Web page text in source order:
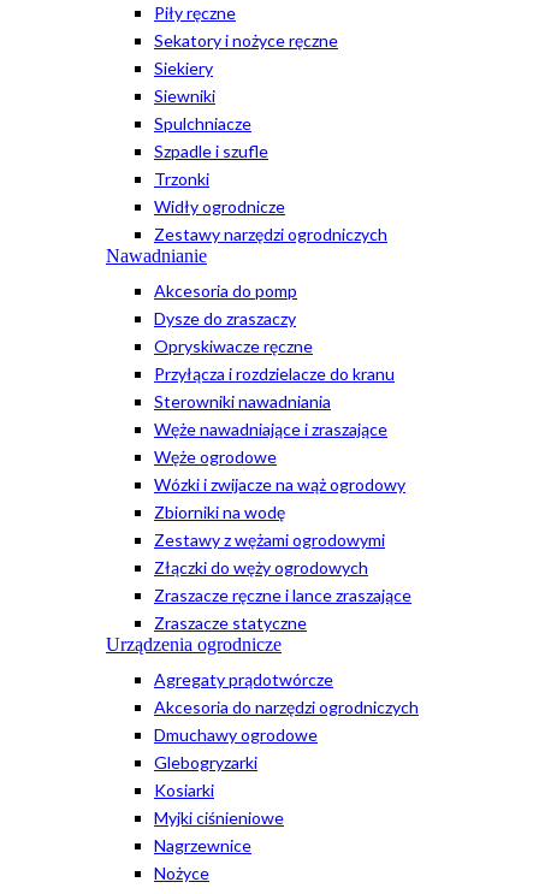
Piły ręczne
Sekatory i nożyce ręczne
Siekiery
Siewniki
Spulchniacze
Szpadle i szufle
Trzonki
Widły ogrodnicze
Zestawy narzędzi ogrodniczych
Nawadnianie
Akcesoria do pomp
Dysze do zraszaczy
Opryskiwacze ręczne
Przyłącza i rozdzielacze do kranu
Sterowniki nawadniania
Węże nawadniające i zraszające
Węże ogrodowe
Wózki i zwijacze na wąż ogrodowy
Zbiorniki na wodę
Zestawy z wężami ogrodowymi
Złączki do węży ogrodowych
Zraszacze ręczne i lance zraszające
Zraszacze statyczne
Urządzenia ogrodnicze
Agregaty prądotwórcze
Akcesoria do narzędzi ogrodniczych
Dmuchawy ogrodowe
Glebogryzarki
Kosiarki
Myjki ciśnieniowe
Nagrzewnice
Nożyce